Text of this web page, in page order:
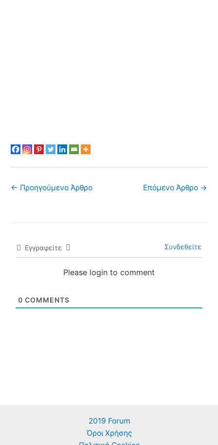
← Προηγούμενο Άρθρο Επόμενο Άρθρο →
Εγγραφείτε Συνδεθείτε
Please login to comment
0 COMMENTS
2019 Forum
Όροι Χρήσης